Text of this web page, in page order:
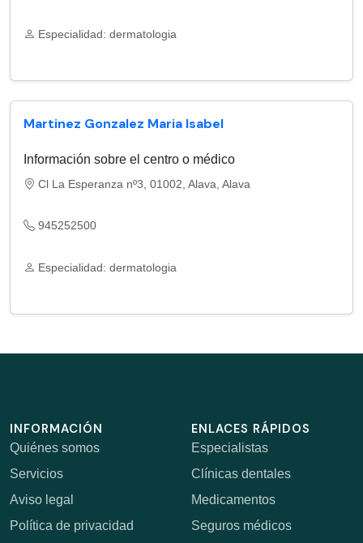
Especialidad: dermatologia
Martinez Gonzalez Maria Isabel
Información sobre el centro o médico
Cl La Esperanza nº3, 01002, Alava, Alava
945252500
Especialidad: dermatologia
INFORMACIÓN
Quiénes somos
Servicios
Aviso legal
Política de privacidad
ENLACES RÁPIDOS
Especialistas
Clínicas dentales
Medicamentos
Seguros médicos